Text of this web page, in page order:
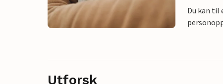
Du kan til
Utforsk